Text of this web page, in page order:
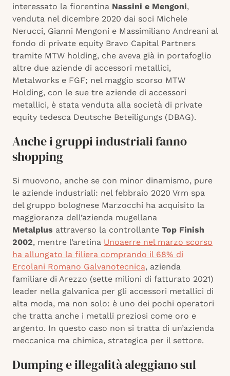
interessato la fiorentina Nassini e Mengoni,
venduta nel dicembre 2020 dai soci Michele
Nerucci, Gianni Mengoni e Massimiliano Andreani al
fondo di private equity Bravo Capital Partners
tramite MTW holding, che aveva già in portafoglio
altre due aziende di accessori metallici,
Metalworks e FGF; nel maggio scorso MTW
Holding, con le sue tre aziende di accessori
metallici, è stata venduta alla società di private
equity tedesca Deutsche Beteiligungs (DBAG).
Anche i gruppi industriali fanno
shopping
Si muovono, anche se con minor dinamismo, pure
le aziende industriali: nel febbraio 2020 Vrm spa
del gruppo bolognese Marzocchi ha acquisito la
maggioranza dell’azienda mugellana
Metalplus attraverso la controllante Top Finish
2002, mentre l’aretina Unoaerre nel marzo scorso
ha allungato la filiera comprando il 68% di
Ercolani Romano Galvanotecnica, azienda
familiare di Arezzo (sette milioni di fatturato 2021)
leader nella galvanica per gli accessori metallici di
alta moda, ma non solo: è uno dei pochi operatori
che tratta anche i metalli preziosi come oro e
argento. In questo caso non si tratta di un’azienda
meccanica ma chimica, strategica per il settore.
Dumping e illegalità aleggiano sul